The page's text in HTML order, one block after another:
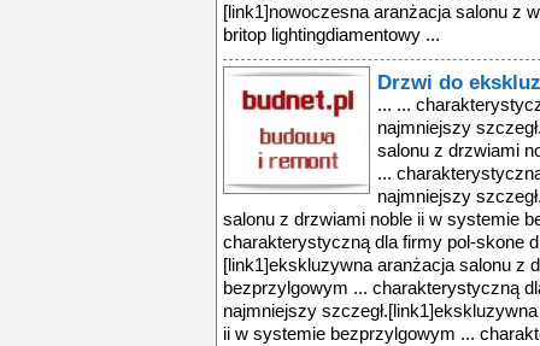
[link1]nowoczesna aranżacja salonu z
britop lightingdiamentowy ...
Drzwi do
... ...
najmniejszy
salonu z drzwiami
...
najmniejszy
salonu z drzwiami noble ii w systemie
charakterystyczną dla firmy pol-skone
[link1]ekskluzywna aranżacja salonu z
bezprzylgowym ... charakterystyczną
najmniejszy
ii w systemie bezprzylgowym ...